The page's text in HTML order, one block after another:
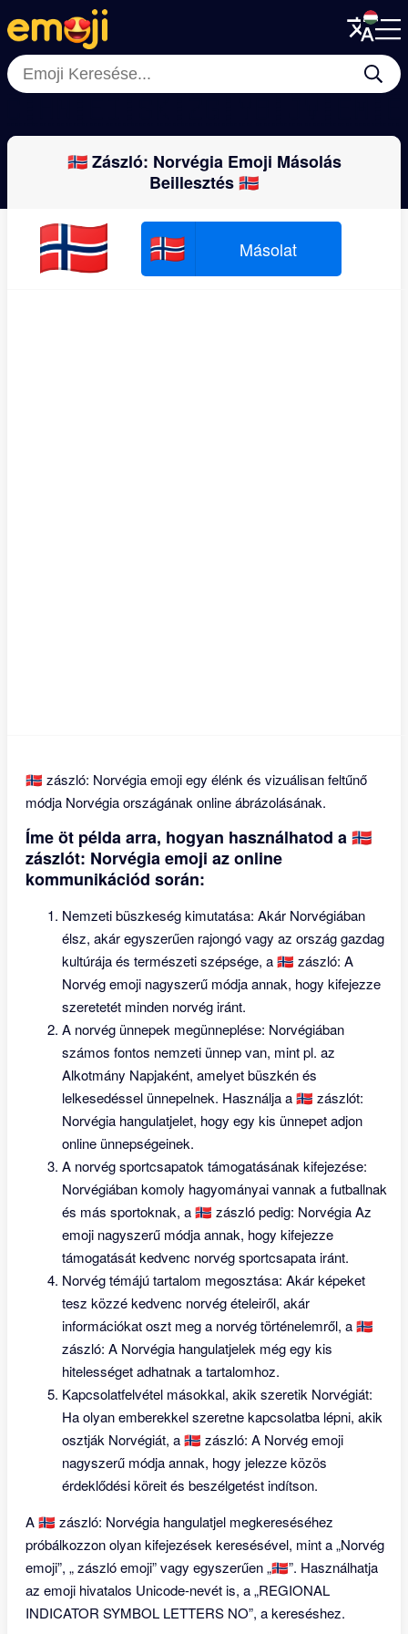
Menu
Close
Menu
Close
🇳🇴 Zászló: Norvégia Emoji Másolás
Beillesztés 🇳🇴
🇳🇴 🇳🇴 Másolat
🇳🇴 zászló: Norvégia emoji egy élénk és vizuálisan feltűnő
módja Norvégia országának online ábrázolásának.
Íme öt példa arra, hogyan használhatod a 🇳🇴
zászlót: Norvégia emoji az online
kommunikációd során:
Nemzeti büszkeség kimutatása: Akár Norvégiában
élsz, akár egyszerűen rajongó vagy az ország gazdag
kultúrája és természeti szépsége, a 🇳🇴 zászló: A
Norvég emoji nagyszerű módja annak, hogy kifejezze
szeretetét minden norvég iránt.
A norvég ünnepek megünneplése: Norvégiában
számos fontos nemzeti ünnep van, mint pl. az
Alkotmány Napjaként, amelyet büszkén és
lelkesedéssel ünnepelnek. Használja a 🇳🇴 zászlót:
Norvégia hangulatjelet, hogy egy kis ünnepet adjon
online ünnepségeinek.
A norvég sportcsapatok támogatásának kifejezése:
Norvégiában komoly hagyományai vannak a futballnak
és más sportoknak, a 🇳🇴 zászló pedig: Norvégia Az
emoji nagyszerű módja annak, hogy kifejezze
támogatását kedvenc norvég sportcsapata iránt.
Norvég témájú tartalom megosztása: Akár képeket
tesz közzé kedvenc norvég ételeiről, akár
információkat oszt meg a norvég történelemről, a 🇳🇴
zászló: A Norvégia hangulatjelek még egy kis
hitelességet adhatnak a tartalomhoz.
Kapcsolatfelvétel másokkal, akik szeretik Norvégiát:
Ha olyan emberekkel szeretne kapcsolatba lépni, akik
osztják Norvégiát, a 🇳🇴 zászló: A Norvég emoji
nagyszerű módja annak, hogy jelezze közös
érdeklődési köreit és beszélgetést indítson.
A 🇳🇴 zászló: Norvégia hangulatjel megkereséséhez
próbálkozzon olyan kifejezések keresésével, mint a „Norvég
emoji”, „ zászló emoji” vagy egyszerűen „🇳🇴”. Használhatja
az emoji hivatalos Unicode-nevét is, a „REGIONAL
INDICATOR SYMBOL LETTERS NO”, a kereséshez.